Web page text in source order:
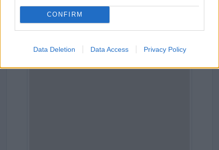
CONFIRM
Data Deletion Data Access Privacy Policy
Regione:Piemonte